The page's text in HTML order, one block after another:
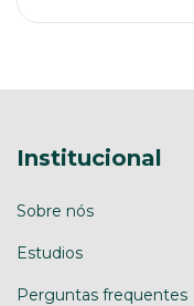
Institucional
Sobre nós
Estudios
Perguntas frequentes